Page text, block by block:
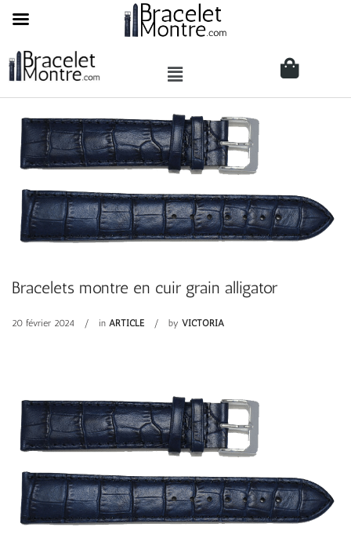
in ARTICLE
20 février 2024 by VICTORIA
Bracelets montre en cuir grain alligator